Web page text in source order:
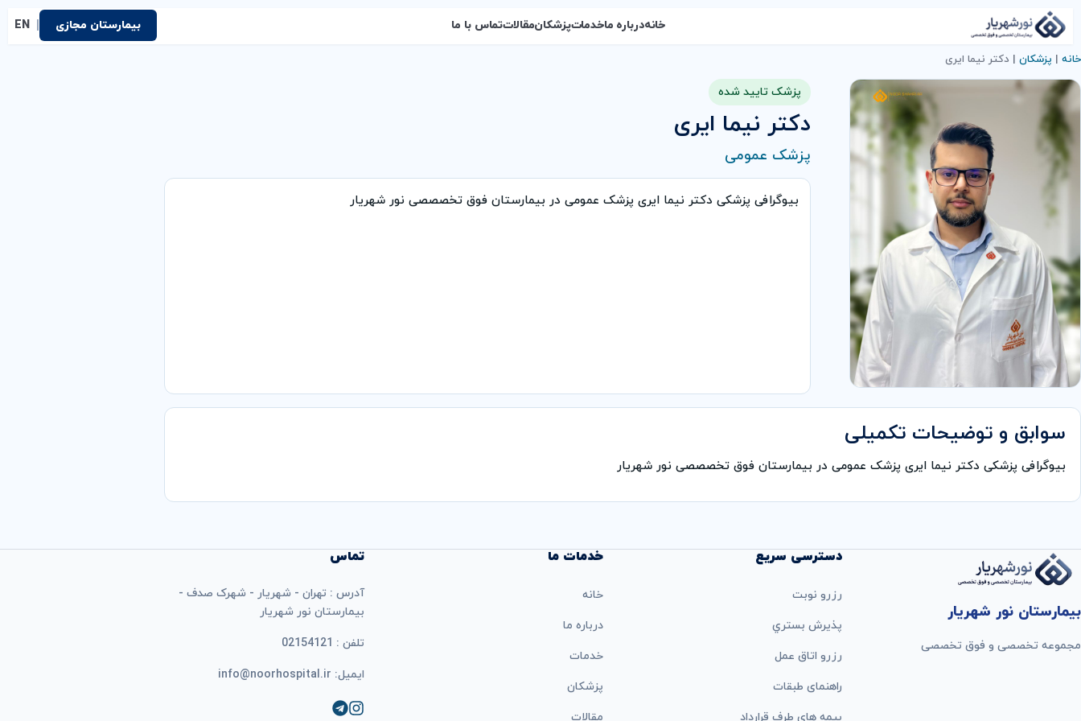
خانهدرباره ماخدماتپزشکانمقالاتتماس با ما بیمارستان مجازی EN
خانه | پزشکان | دکتر نیما ایری
پزشک تایید شده
دکتر نیما ایری
پزشک عمومی
بیوگرافی پزشکی دکتر نیما ایری پزشک عمومی در بیمارستان فوق تخصصصی نور شهریار
سوابق و توضیحات تکمیلی
بیوگرافی پزشکی دکتر نیما ایری پزشک عمومی در بیمارستان فوق تخصصصی نور شهریار
بیمارستان نور شهریار
مجموعه تخصصی و فوق تخصصی
دسترسی سریع
رزرو نوبت
پذيرش بستري
رزرو اتاق عمل
راهنمای طبقات
بيمه های طرف قرارداد
خدمات ما
خانه
درباره ما
خدمات
پزشکان
مقالات
تماس
آدرس : تهران - شهریار - شهرک صدف -
بیمارستان نور شهریار
تلفن : 02154121
ایمیل: info@noorhospital.ir